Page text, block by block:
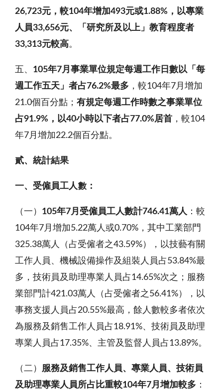
26,723元，較104年增加493元或1.88% ，以專業
人員33,656元、「研究所及以上」教育程度者
33,313元較高。
五、 105年7月事業單位規定每週工作日數以「每
週工作五天」者占76.2%最多 ，較104年7月增加
21.0個百分點； 有規定每週工作時數之事業單位
占91.9% ，以40小時以下者占77.0%居首 ，較104
年7月增加22.2個百分點。
貳、統計結果
一、受僱員工人數：
（一） 105年7月受僱員工人數計746.41萬人 ：較
104年7月增加5.22萬人或0.70%，其中工業部門
325.38萬人（占受僱者之43.59%），以技藝有關
工作人員、機械設備操作及組裝人員占53.84%最
多，技術員及助理專業人員占14.65%次之；服務
業部門計421.03萬人（占受僱者之56.41%），以
事務支援人員占20.55%最高，餘人數較多者依次
為服務及銷售工作人員占18.91%、技術員及助理
專業人員占17.35%、主管及監督人員占13.89%。
（二） 服務及銷售工作人員、專業人員、技術員
及助理專業人員所占比重較104年7月增加較多 ：